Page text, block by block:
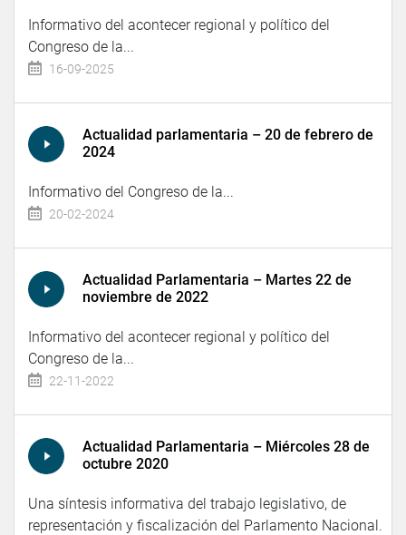
Informativo del acontecer regional y político del
Congreso de la...
16-09-2025
Actualidad parlamentaria – 20 de febrero de
2024
Informativo del Congreso de la...
20-02-2024
Actualidad Parlamentaria – Martes 22 de
noviembre de 2022
Informativo del acontecer regional y político del
Congreso de la...
22-11-2022
Actualidad Parlamentaria – Miércoles 28 de
octubre 2020
Una síntesis informativa del trabajo legislativo, de
representación y fiscalización del Parlamento Nacional.